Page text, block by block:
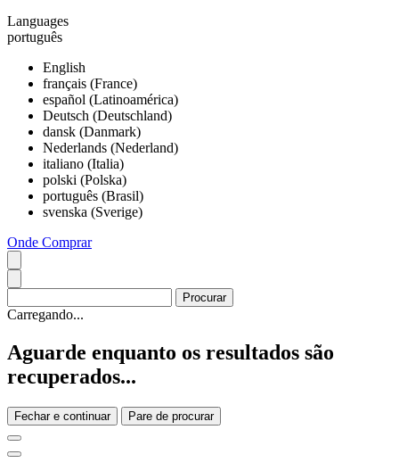
Languages
português
English
français (France)
español (Latinoamérica)
Deutsch (Deutschland)
dansk (Danmark)
Nederlands (Nederland)
italiano (Italia)
polski (Polska)
português (Brasil)
svenska (Sverige)
Onde Comprar
Carregando...
Aguarde enquanto os resultados são
recuperados...
Fechar e continuar Pare de procurar